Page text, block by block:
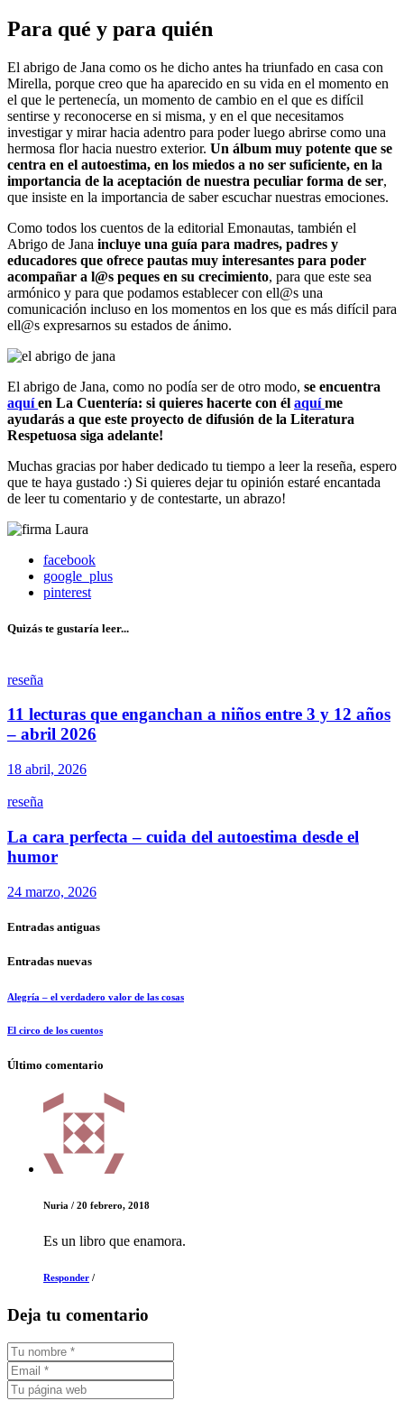
Para qué y para quién
El abrigo de Jana como os he dicho antes ha triunfado en casa con
Mirella, porque creo que ha aparecido en su vida en el momento en
el que le pertenecía, un momento de cambio en el que es difícil
sentirse y reconocerse en si misma, y en el que necesitamos
investigar y mirar hacia adentro para poder luego abrirse como una
hermosa flor hacia nuestro exterior. Un álbum muy potente que se
centra en el autoestima, en los miedos a no ser suficiente, en la
importancia de la aceptación de nuestra peculiar forma de ser,
que insiste en la importancia de saber escuchar nuestras emociones.
Como todos los cuentos de la editorial Emonautas, también el
Abrigo de Jana incluye una guía para madres, padres y
educadores que ofrece pautas muy interesantes para poder
acompañar a l@s peques en su crecimiento, para que este sea
armónico y para que podamos establecer con ell@s una
comunicación incluso en los momentos en los que es más difícil para
ell@s expresarnos su estados de ánimo.
El abrigo de Jana, como no podía ser de otro modo, se encuentra
aquíen La Cuentería: si quieres hacerte con él aquíme
ayudarás a que este proyecto de difusión de la Literatura
Respetuosa siga adelante!
Muchas gracias por haber dedicado tu tiempo a leer la reseña, espero
que te haya gustado :) Si quieres dejar tu opinión estaré encantada
de leer tu comentario y de contestarte, un abrazo!
facebook
google_plus
pinterest
Quizás te gustaría leer...
reseña
11 lecturas que enganchan a niños entre 3 y 12 años
– abril 2026
18 abril, 2026
reseña
La cara perfecta – cuida del autoestima desde el
humor
24 marzo, 2026
Entradas antiguas
Entradas nuevas
Alegría – el verdadero valor de las cosas
El circo de los cuentos
Último comentario
Nuria / 20 febrero, 2018
Es un libro que enamora.
Responder /
Deja tu comentario